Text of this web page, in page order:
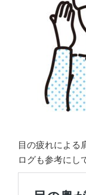
目の疲れによる
ログも参考にし